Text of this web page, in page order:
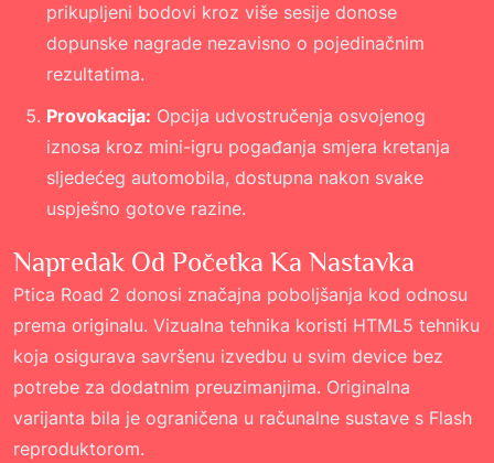
prikupljeni bodovi kroz više sesije donose
dopunske nagrade nezavisno o pojedinačnim
rezultatima.
Provokacija: Opcija udvostručenja osvojenog
iznosa kroz mini-igru pogađanja smjera kretanja
sljedećeg automobila, dostupna nakon svake
uspješno gotove razine.
Napredak Od Početka Ka Nastavka
Ptica Road 2 donosi značajna poboljšanja kod odnosu
prema originalu. Vizualna tehnika koristi HTML5 tehniku
koja osigurava savršenu izvedbu u svim device bez
potrebe za dodatnim preuzimanjima. Originalna
varijanta bila je ograničena u računalne sustave s Flash
reproduktorom.